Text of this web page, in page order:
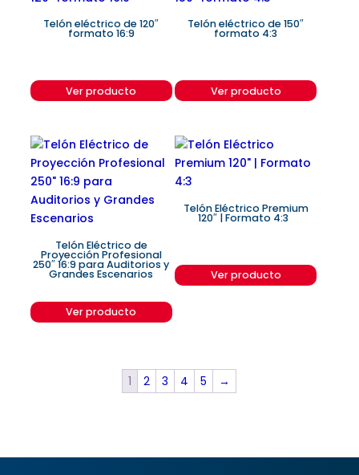
Telón eléctrico de 120″
formato 16:9
Ver producto
Telón eléctrico de 150″
formato 4:3
Ver producto
Telón Eléctrico de
Proyección Profesional
250″ 16:9 para Auditorios y
Grandes Escenarios
Ver producto
Telón Eléctrico Premium
120″ | Formato 4:3
Ver producto
1 2 3 4 5 →